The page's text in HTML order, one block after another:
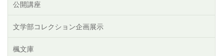
公開講座
文学部コレクション企画展示
楓文庫